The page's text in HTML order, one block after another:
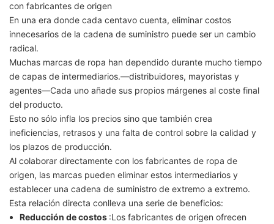
con fabricantes de origen
En una era donde cada centavo cuenta, eliminar costos
innecesarios de la cadena de suministro puede ser un cambio
radical.
Muchas marcas de ropa han dependido durante mucho tiempo
de capas de intermediarios.—distribuidores, mayoristas y
agentes—Cada uno añade sus propios márgenes al coste final
del producto.
Esto no sólo infla los precios sino que también crea
ineficiencias, retrasos y una falta de control sobre la calidad y
los plazos de producción.
Al colaborar directamente con los fabricantes de ropa de
origen, las marcas pueden eliminar estos intermediarios y
establecer una cadena de suministro de extremo a extremo.
Esta relación directa conlleva una serie de beneficios:
Reducción de costos :Los fabricantes de origen ofrecen